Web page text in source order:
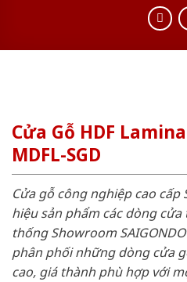
Cửa Gỗ HDF
MDFL-SGD
Cửa gỗ công nghiệp cao cấp
hiệu sản phẩm các dòng
thống Showroom
phân phối những dòng cửa
cao, giá thành phù hợp với